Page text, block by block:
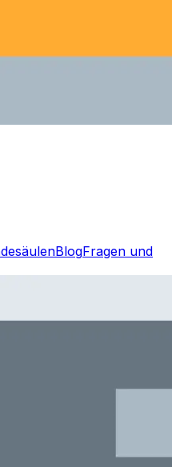
BlogFragen und